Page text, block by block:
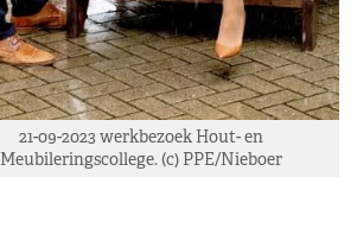
21-09-2023 werkbezoek Hout- en
Meubileringscollege. (c) PPE/Nieboer